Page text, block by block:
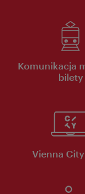
Komunikacja
bilety
Vienna